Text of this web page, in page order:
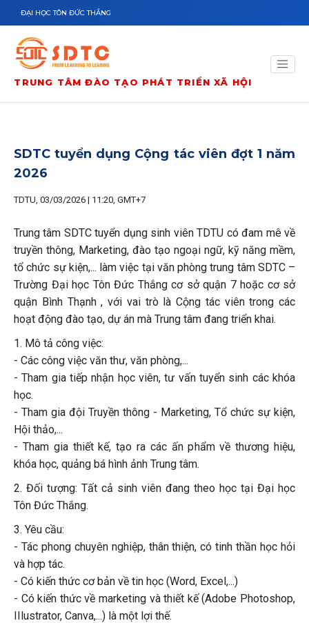
Nhảy đến nội dung
ĐẠI HỌC TÔN ĐỨC THẮNG
TRUNG TÂM ĐÀO TẠO PHÁT TRIỂN XÃ HỘI
SDTC tuyển dụng Cộng tác viên đợt 1 năm
2026
TDTU, 03/03/2026 | 11:20, GMT+7
Trung tâm SDTC tuyển dụng sinh viên TDTU có đam mê về
truyền thông, Marketing, đào tạo ngoại ngữ, kỹ năng mềm,
tổ chức sự kiện,... làm việc tại văn phòng trung tâm SDTC –
Trường Đại học Tôn Đức Thắng cơ sở quận 7 hoặc cơ sở
quận Bình Thạnh , với vai trò là Cộng tác viên trong các
hoạt động đào tạo, dự án mà Trung tâm đang triển khai.
1. Mô tả công việc:
- Các công việc văn thư, văn phòng,...
- Tham gia tiếp nhận học viên, tư vấn tuyển sinh các khóa
học.
- Tham gia đội Truyền thông - Marketing, Tổ chức sự kiện,
Hội thảo,...
- Tham gia thiết kế, tạo ra các ấn phẩm về thương hiệu,
khóa học, quảng bá hình ảnh Trung tâm.
2. Đối tượng: Tất cả sinh viên đang theo học tại Đại học
Tôn Đức Thắng.
3. Yêu cầu:
- Tác phong chuyên nghiệp, thân thiện, có tinh thần học hỏi
và hợp tác.
- Có kiến thức cơ bản về tin học (Word, Excel,...)
- Có kiến thức về marketing và thiết kế (Adobe Photoshop,
IIlustrator, Canva,...) là một lợi thế.